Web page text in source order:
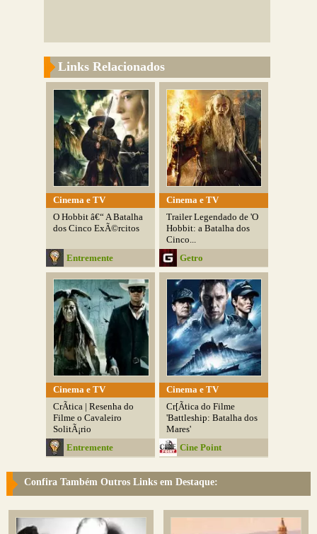
Links Relacionados
Cinema e TV
O Hobbit â€“ A Batalha
dos Cinco ExÃ©rcitos
Entremente
Cinema e TV
Trailer Legendado de 'O
Hobbit: a Batalha dos
Cinco...
Getro
Cinema e TV
CrÃ­tica | Resenha do
Filme o Cavaleiro
SolitÃ¡rio
Entremente
Cinema e TV
Cr[Ã­tica do Filme
'Battleship: Batalha dos
Mares'
Cine Point
Confira Também Outros Links em Destaque: